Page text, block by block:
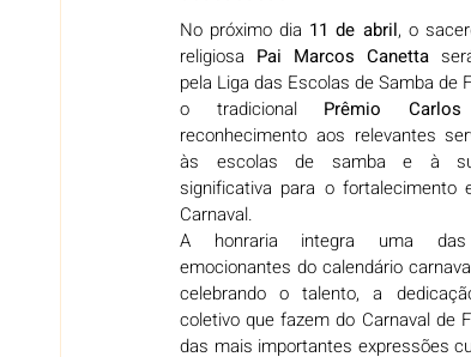
No próximo dia 11 de abril, o
religiosa Pai Marcos Canetta
pela Liga das Escolas de Samba de
o tradicional Prêmio
reconhecimento aos relevantes
às escolas de samba e à
significativa para o fortalecimento
Carnaval.
A honraria integra uma
emocionantes do calendário
celebrando o talento, a
coletivo que fazem do Carnaval de
das mais importantes expressões